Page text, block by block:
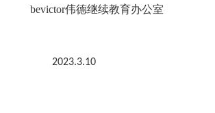
bevictor伟德继续教育办公室
2023.3.10